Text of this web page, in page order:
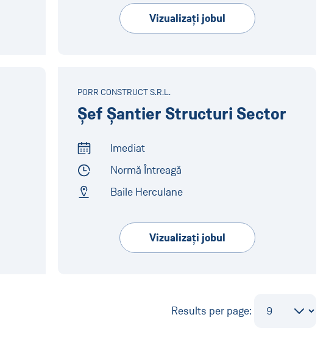
Vizualizaţi jobul
PORR CONSTRUCT S.R.L.
Șef Șantier Structuri Sector
Start of Work
Imediat
Employment Type
Normă Întreagă
Baile Herculane
Vizualizaţi jobul
Results per page: